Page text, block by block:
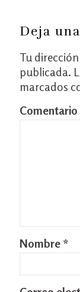
Deja
Tu
publicada.
marcados
Comentario
Nombre *